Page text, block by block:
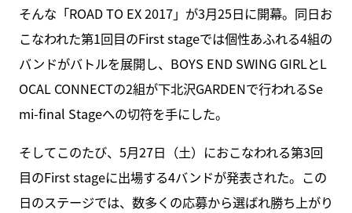
そんな「ROAD TO EX 2017」が3月25日に開幕。同日お
こなわれた第1回目のFirst stageでは個性あふれる4組の
バンドがバトルを展開し、BOYS END SWING GIRLとL
OCAL CONNECTの2組が下北沢GARDENで行われるSe
mi-final Stageへの切符を手にした。
そしてこのたび、5月27日（土）におこなわれる第3回
目のFirst stageに出場する4バンドが発表された。この
日のステージでは、数多くの応募から選ばれ勝ち上がり